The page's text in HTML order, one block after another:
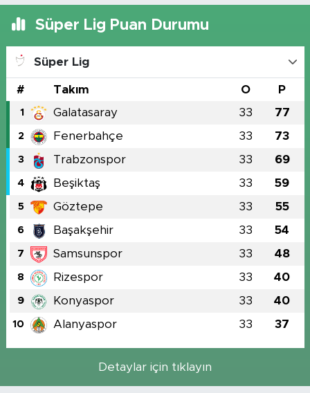
Süper Lig Puan Durumu
Süper Lig
# Takım O P
1 Galatasaray 33 77
2 Fenerbahçe 33 73
3 Trabzonspor 33 69
4 Beşiktaş 33 59
5 Göztepe 33 55
6 Başakşehir 33 54
7 Samsunspor 33 48
8 Rizespor 33 40
9 Konyaspor 33 40
10 Alanyaspor 33 37
Detaylar için tıklayın